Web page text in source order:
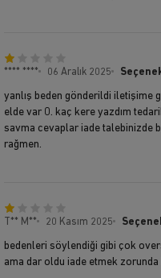
**** **** 06 Aralık 2025
yanlış beden gönderildi iletişime
elde var 0. kaç kere yazdım
savma cevaplar iade talebinizde
rağmen.
T** M** 20 Kasım 2025
bedenleri söylendiği gibi çok
ama dar oldu iade etmek zorunda